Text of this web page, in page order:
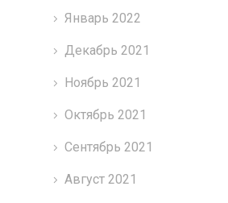
Январь 2022
Декабрь 2021
Ноябрь 2021
Октябрь 2021
Сентябрь 2021
Август 2021